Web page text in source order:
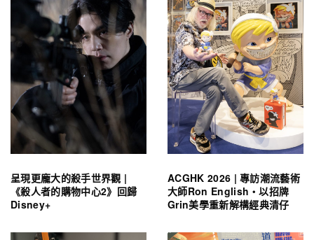
呈現更龐大的殺手世界觀 |
《殺人者的購物中心2》回歸
Disney+
ACGHK 2026 | 專訪潮流藝術
大師Ron English・以招牌
Grin美學重新解構經典清仔